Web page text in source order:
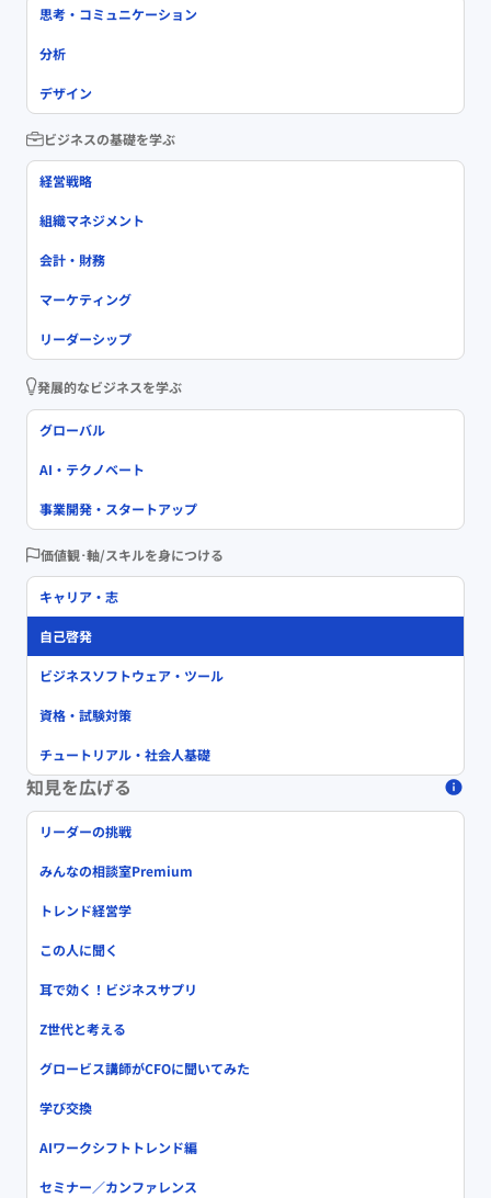
思考・コミュニケーション
分析
デザイン
ビジネスの基礎を学ぶ
経営戦略
組織マネジメント
会計・財務
マーケティング
リーダーシップ
発展的なビジネスを学ぶ
グローバル
AI・テクノベート
事業開発・スタートアップ
価値観･軸/スキルを身につける
キャリア・志
自己啓発
ビジネスソフトウェア・ツール
資格・試験対策
チュートリアル・社会人基礎
知見を広げる
リーダーの挑戦
みんなの相談室Premium
トレンド経営学
この人に聞く
耳で効く！ビジネスサプリ
Z世代と考える
グロービス講師がCFOに聞いてみた
学び交換
AIワークシフトトレンド編
セミナー／カンファレンス